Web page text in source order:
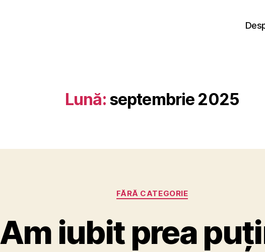
Lună: septembrie 2025
Categorii
FĂRĂ CATEGORIE
Am iubit prea